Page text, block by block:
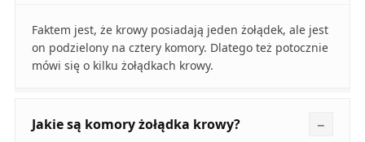
Faktem jest, że krowy posiadają jeden żołądek, ale jest
on podzielony na cztery komory. Dlatego też potocznie
mówi się o kilku żołądkach krowy.
Jakie są komory żołądka krowy?